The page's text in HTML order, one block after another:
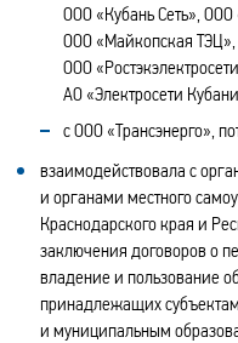
ООО «Кубань Сеть», ООО
ООО «Майкопская
ООО
АО «Электросети
с ООО «Трансэнерго»,
взаимодействовала с
и органами местного
Краснодарского края и
заключения договоров о
владение и пользование
принадлежащих
и муниципальным